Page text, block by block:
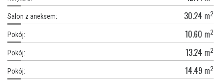
Salon z aneksem: 30.24 m2
Pokój: 10.60 m2
Pokój: 13.24 m2
Pokój: 14.49 m2